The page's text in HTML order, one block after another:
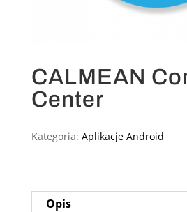
CALMEAN
Center
Kategoria: Aplikacje Android
Opis